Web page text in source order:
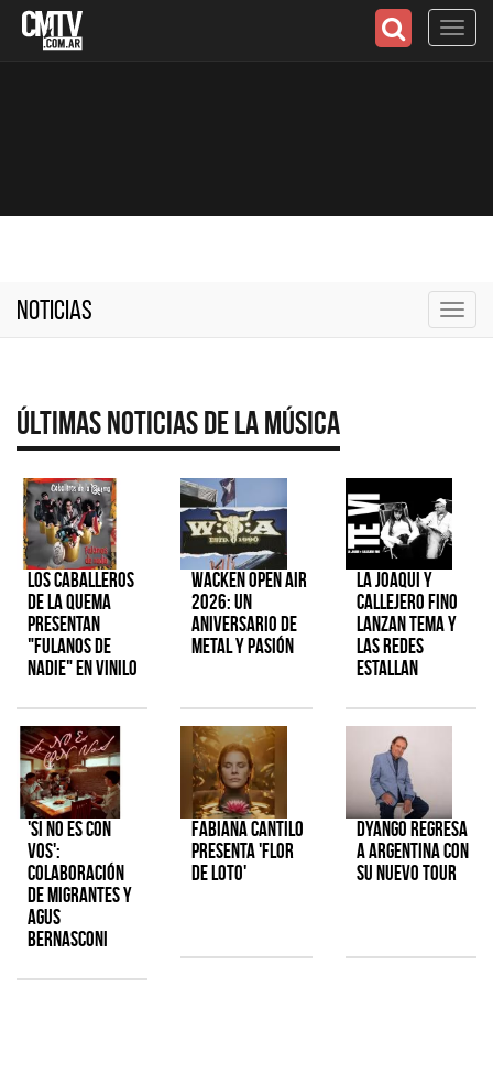
Noticias
Últimas Noticias de la Música
Los Caballeros
de la Quema
presentan
"Fulanos de
Nadie" en vinilo
Wacken Open Air
2026: Un
aniversario de
metal y pasión
La Joaqui y
Callejero Fino
lanzan tema y
las redes
estallan
'Si No Es Con
Vos':
colaboración
de Migrantes y
Agus
Bernasconi
Fabiana Cantilo
presenta 'Flor
de Loto'
Dyango regresa
a Argentina con
su nuevo tour